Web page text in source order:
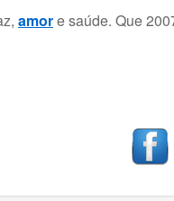
amore saúde. Que